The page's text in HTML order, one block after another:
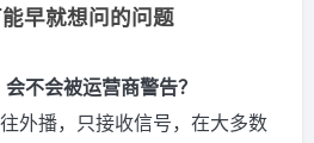
早就想问的问题
不会被运营商警告？
外播，只接收信号，在大多数